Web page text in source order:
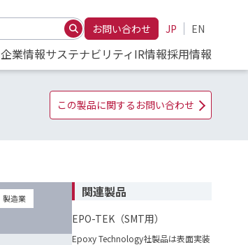
お問い合わせ JP EN
企業情報サステナビリティIR情報採用情報
この製品に関するお問い合わせ
関連製品
EPO-TEK（SMT用）
Epoxy Technology社製品は表面実装
製造業